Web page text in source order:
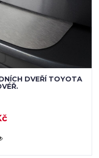
DVEŘÍ TOYOTA